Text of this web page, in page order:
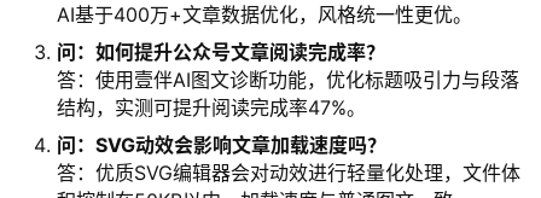
AI基于400万+文章数据优化，风格统一性更优。
问：如何提升公众号文章阅读完成率？
答：使用壹伴AI图文诊断功能，优化标题吸引力与段落
结构，实测可提升阅读完成率47%。
问：SVG动效会影响文章加载速度吗？
答：优质SVG编辑器会对动效进行轻量化处理，文件体